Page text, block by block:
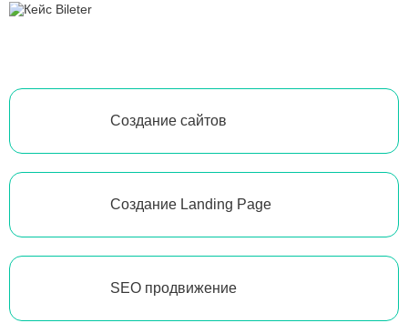
Создание сайтов
Создание Landing Page
SEO продвижение